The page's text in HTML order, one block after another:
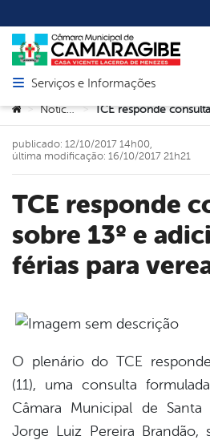
Abrir menu principal de navegação
Serviços e Informações
Você está aqui:
> Noticias >
TCE responde consulta
sobre 13º e
férias para
publicado: 12/10/2017 14h00,
última modificação: 16/10/2017 21h21
O plenário do TCE
(11), uma consulta
Câmara Municipal de
Jorge Luiz Pereira Brandão,